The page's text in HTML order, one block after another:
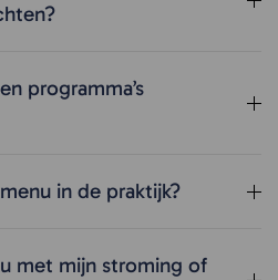
programma’s
in de praktijk?
met mijn stroming of